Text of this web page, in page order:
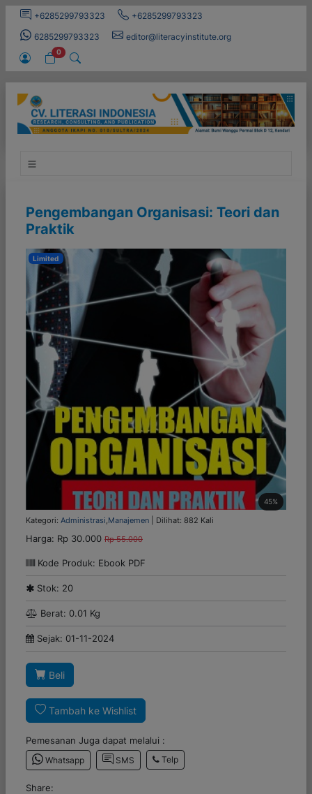
+6285299793323
+6285299793323
6285299793323
editor@literacyinstitute.org
0
Pengembangan Organisasi: Teori dan
Praktik
Limited
45%
Kategori: Administrasi Manajemen | Dilihat: 882 Kali
Harga: Rp 30.000 Rp 55.000
Kode Produk: Ebook PDF
Stok: 20
Berat: 0.01 Kg
Sejak: 01-11-2024
Beli
Tambah ke Wishlist
Pemesanan Juga dapat melalui :
Whatsapp SMS Telp
Share: